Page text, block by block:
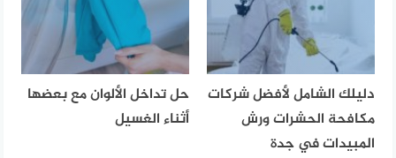
دليلك الشامل لأفضل شركات
مكافحة الحشرات ورش
المبيدات في جدة
حل تداخل الألوان مع بعضها
أثناء الغسيل